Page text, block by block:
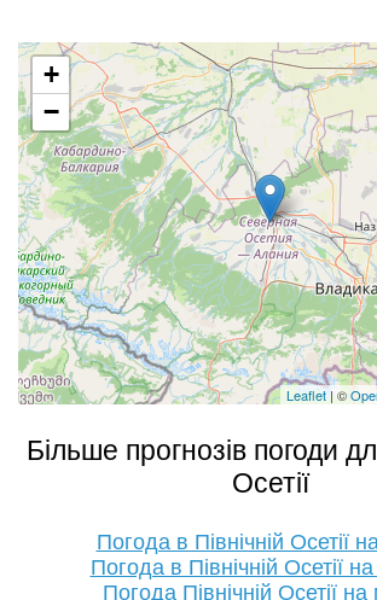
+
−
Leaflet| ©
Більше прогнозів погоди
Осетії
Погода в Північній Осетії
Погода в Північній Осетії
Погода Північній Осетії на